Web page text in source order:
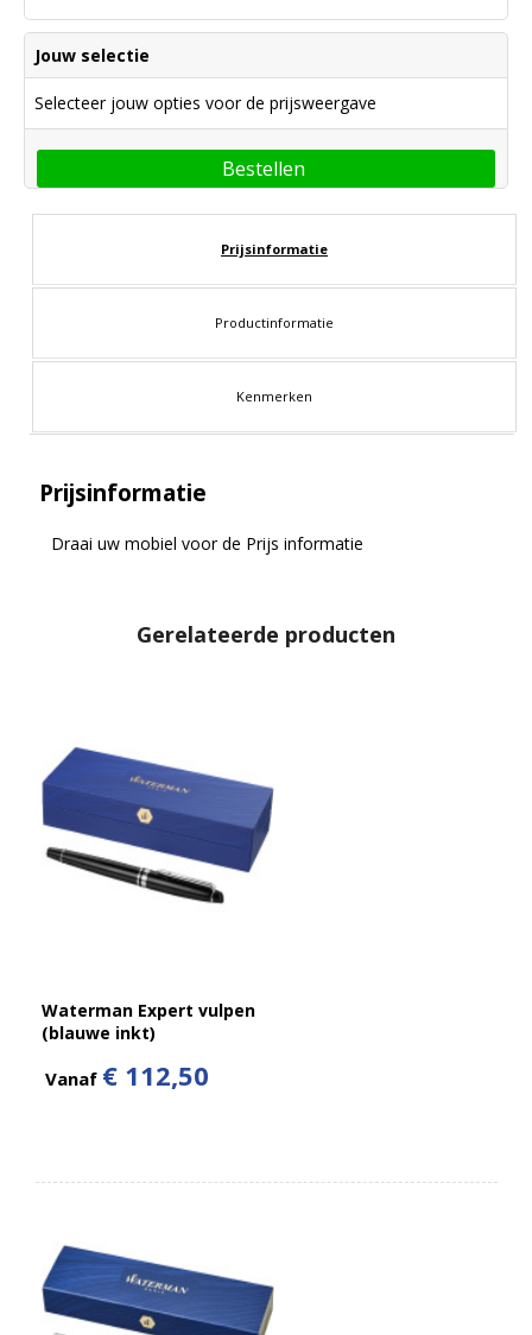
Jouw selectie
Selecteer jouw opties voor de prijsweergave
Bestellen
Prijsinformatie
Productinformatie
Kenmerken
Prijsinformatie
Draai uw mobiel voor de Prijs informatie
Gerelateerde producten
Waterman Expert vulpen
(blauwe inkt)
Vanaf € 112,50